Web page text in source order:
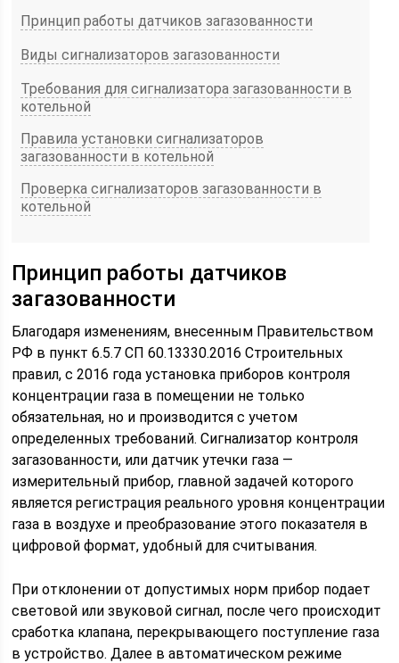
Принцип работы датчиков загазованности
Виды сигнализаторов загазованности
Требования для сигнализатора загазованности в
котельной
Правила установки сигнализаторов
загазованности в котельной
Проверка сигнализаторов загазованности в
котельной
Принцип работы датчиков
загазованности
Благодаря изменениям, внесенным Правительством
РФ в пункт 6.5.7 СП 60.13330.2016 Строительных
правил, с 2016 года установка приборов контроля
концентрации газа в помещении не только
обязательная, но и производится с учетом
определенных требований. Сигнализатор контроля
загазованности, или датчик утечки газа —
измерительный прибор, главной задачей которого
является регистрация реального уровня концентрации
газа в воздухе и преобразование этого показателя в
цифровой формат, удобный для считывания.
При отклонении от допустимых норм прибор подает
световой или звуковой сигнал, после чего происходит
сработка клапана, перекрывающего поступление газа
в устройство. Далее в автоматическом режиме